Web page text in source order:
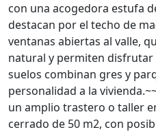
con una acogedora estufa
destacan por el techo de
ventanas abiertas al valle,
natural y permiten disfrutar
suelos combinan gres y
personalidad a la
un amplio trastero o taller
cerrado de 50 m2, con